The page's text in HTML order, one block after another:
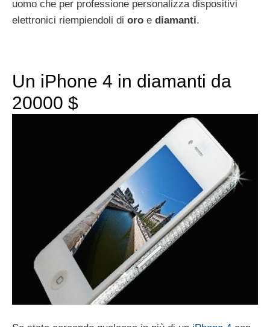
uomo che per professione personalizza dispositivi
elettronici riempiendoli di oro e diamanti.
Un iPhone 4 in diamanti da
20000 $